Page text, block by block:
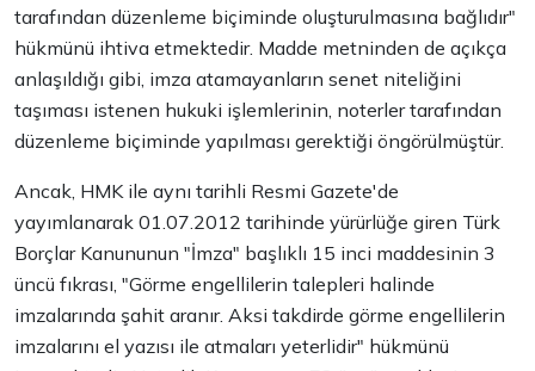
tarafından düzenleme biçiminde oluşturulmasına bağlıdır"
hükmünü ihtiva etmektedir. Madde metninden de açıkça
anlaşıldığı gibi, imza atamayanların senet niteliğini
taşıması istenen hukuki işlemlerinin, noterler tarafından
düzenleme biçiminde yapılması gerektiği öngörülmüştür.
Ancak, HMK ile aynı tarihli Resmi Gazete'de
yayımlanarak 01.07.2012 tarihinde yürürlüğe giren Türk
Borçlar Kanununun "İmza" başlıklı 15 inci maddesinin 3
üncü fıkrası, "Görme engellilerin talepleri halinde
imzalarında şahit aranır. Aksi takdirde görme engellilerin
imzalarını el yazısı ile atmaları yeterlidir" hükmünü